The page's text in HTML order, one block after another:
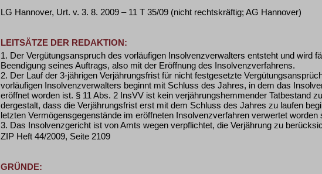
LG Hannover, Urt. v. 3. 8. 2009 – 11 T 35/09 (nicht rechtskräftig; AG Hannover)
LEITSÄTZE DER REDAKTION:
1. Der Vergütungsanspruch des vorläufigen Insolvenzverwalters entsteht und wird
Beendigung seines Auftrags, also mit der Eröffnung des Insolvenzverfahrens.
2. Der Lauf der 3-jährigen Verjährungsfrist für nicht festgesetzte
vorläufigen Insolvenzverwalters beginnt mit Schluss des Jahres, in dem das
eröffnet worden ist. § 11 Abs. 2 InsVV ist kein verjährungshemmender Tatbestand
dergestalt, dass die Verjährungsfrist erst mit dem Schluss des Jahres zu laufen
letzten Vermögensgegenstände im eröffneten Insolvenzverfahren verwertet worden
3. Das Insolvenzgericht ist von Amts wegen verpflichtet, die Verjährung zu
ZIP Heft 44/2009, Seite 2109
GRÜNDE: